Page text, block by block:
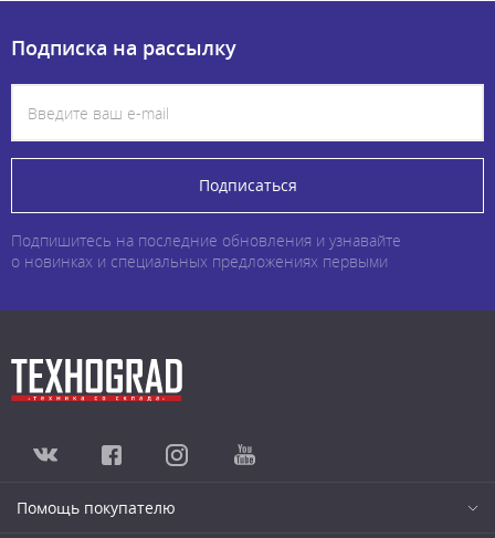
Подписка на рассылку
Подписаться
Подпишитесь на последние обновления и узнавайте
о новинках и специальных предложениях первыми
Помощь покупателю